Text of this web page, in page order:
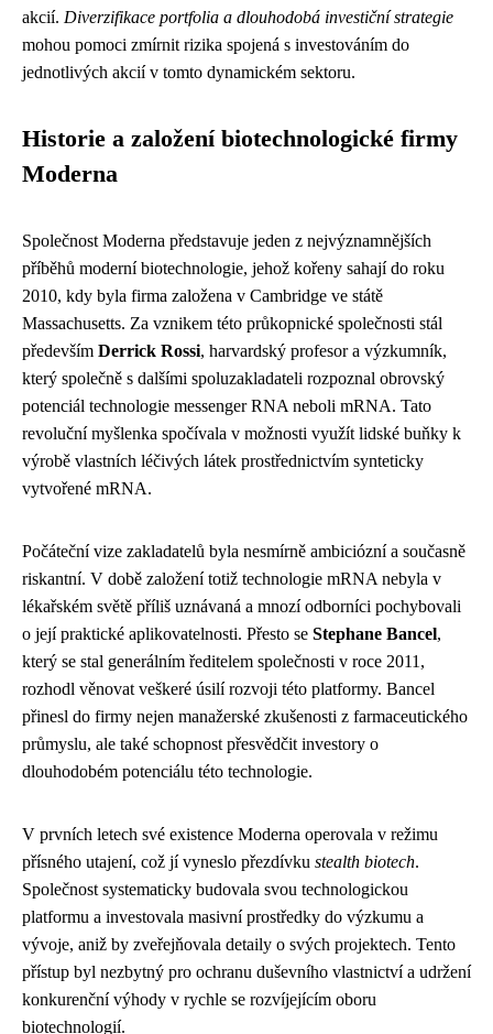
akcií. Diverzifikace portfolia a dlouhodobá investiční strategie
mohou pomoci zmírnit rizika spojená s investováním do
jednotlivých akcií v tomto dynamickém sektoru.
Historie a založení biotechnologické firmy
Moderna
Společnost Moderna představuje jeden z nejvýznamnějších
příběhů moderní biotechnologie, jehož kořeny sahají do roku
2010, kdy byla firma založena v Cambridge ve státě
Massachusetts. Za vznikem této průkopnické společnosti stál
především Derrick Rossi, harvardský profesor a výzkumník,
který společně s dalšími spoluzakladateli rozpoznal obrovský
potenciál technologie messenger RNA neboli mRNA. Tato
revoluční myšlenka spočívala v možnosti využít lidské buňky k
výrobě vlastních léčivých látek prostřednictvím synteticky
vytvořené mRNA.
Počáteční vize zakladatelů byla nesmírně ambiciózní a současně
riskantní. V době založení totiž technologie mRNA nebyla v
lékařském světě příliš uznávaná a mnozí odborníci pochybovali
o její praktické aplikovatelnosti. Přesto se Stephane Bancel,
který se stal generálním ředitelem společnosti v roce 2011,
rozhodl věnovat veškeré úsilí rozvoji této platformy. Bancel
přinesl do firmy nejen manažerské zkušenosti z farmaceutického
průmyslu, ale také schopnost přesvědčit investory o
dlouhodobém potenciálu této technologie.
V prvních letech své existence Moderna operovala v režimu
přísného utajení, což jí vyneslo přezdívku stealth biotech.
Společnost systematicky budovala svou technologickou
platformu a investovala masivní prostředky do výzkumu a
vývoje, aniž by zveřejňovala detaily o svých projektech. Tento
přístup byl nezbytný pro ochranu duševního vlastnictví a udržení
konkurenční výhody v rychle se rozvíjejícím oboru
biotechnologií.